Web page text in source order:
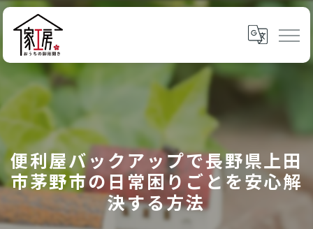
便利屋バックアップで長野県上田
市茅野市の日常困りごとを安心解
決する方法